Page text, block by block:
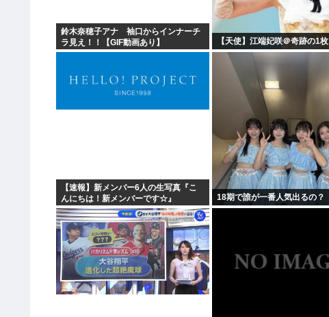
鈴木奈穂子アナ 袖口からインナーチ
ラ見え！！【GIF動画あり】
【天使】江端妃咲＠奇跡の1枚
【速報】新メンバー6人の生写真『こ
んにちは！新メンバーです☆』
18期で誰が一番人気出るの？